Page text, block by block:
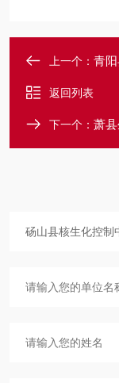
上一个： 青
返回列表
下一个： 萧